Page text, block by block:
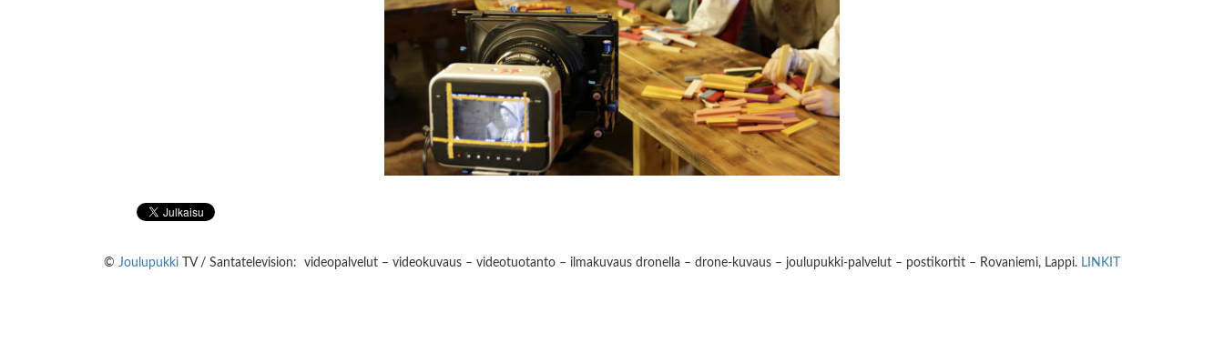
© Joulupukki TV / Santatelevision: videopalvelut – videokuvaus – videotuotanto – ilmakuvaus dronella – drone-kuvaus – joulupukki-palvelut – postikortit – Rovaniemi, Lappi. LINKIT